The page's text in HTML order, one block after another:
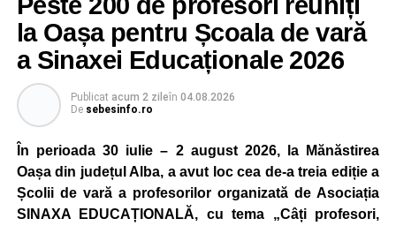
la Oașa pentru Școala de vară
a Sinaxei Educaționale 2026
Publicat acum 2 zileîn 04.08.2026
De sebesinfo.ro
În perioada 30 iulie – 2 august 2026, la Mănăstirea
Oașa din județul Alba, a avut loc cea de-a treia ediție a
Școlii de vară a profesorilor organizată de Asociația
SINAXA EDUCAȚIONALĂ, cu tema „Câți profesori,